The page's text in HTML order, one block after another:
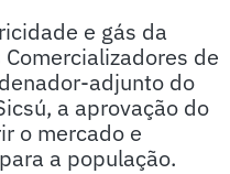
e gás da
de
adjunto do
a aprovação do
o mercado e
a população.